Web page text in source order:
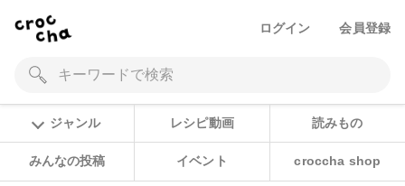
ログイン 会員登録
ジャンル レシピ動画 読みもの
みんなの投稿 イベント croccha shop